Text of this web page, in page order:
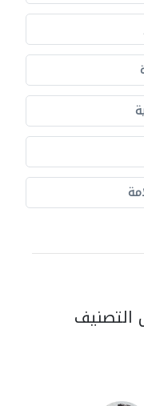
التصنيف